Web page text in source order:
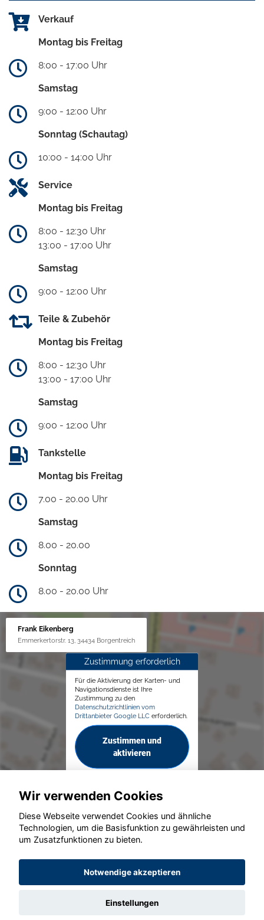
Verkauf
Montag bis Freitag
8:00 - 17:00 Uhr
Samstag
9:00 - 12:00 Uhr
Sonntag (Schautag)
10:00 - 14:00 Uhr
Service
Montag bis Freitag
8:00 - 12:30 Uhr
13:00 - 17:00 Uhr
Samstag
9:00 - 12:00 Uhr
Teile & Zubehör
Montag bis Freitag
8:00 - 12:30 Uhr
13:00 - 17:00 Uhr
Samstag
9:00 - 12:00 Uhr
Tankstelle
Montag bis Freitag
7.00 - 20.00 Uhr
Samstag
8.00 - 20.00
Sonntag
8.00 - 20.00 Uhr
Frank Eikenberg
Emmerkertorstr. 13, 34434 Borgentreich
Zustimmung erforderlich
Für die Aktivierung der Karten- und
Navigationsdienste ist Ihre
Zustimmung zu den
Datenschutzrichtlinien vom
Drittanbieter Google LLC erforderlich.
Zustimmen und
aktivieren
© konjunkturmotor.de GmbH 2020 - 2026
Wir verwenden Cookies
Diese Webseite verwendet Cookies und ähnliche
Technologien, um die Basisfunktion zu gewährleisten und
um Zusatzfunktionen zu bieten.
Notwendige akzeptieren
Einstellungen